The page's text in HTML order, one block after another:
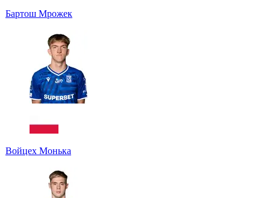
Бартош Мрожек
Войцех Монька